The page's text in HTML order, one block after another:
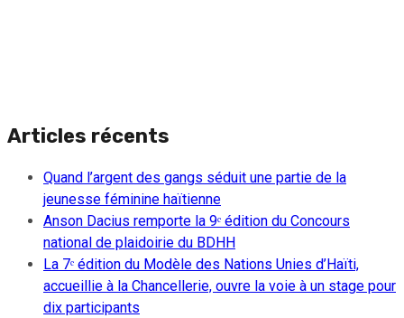
Articles récents
Quand l’argent des gangs séduit une partie de la
jeunesse féminine haïtienne
Anson Dacius remporte la 9ᵉ édition du Concours
national de plaidoirie du BDHH
La 7ᵉ édition du Modèle des Nations Unies d’Haïti,
accueillie à la Chancellerie, ouvre la voie à un stage pour
dix participants